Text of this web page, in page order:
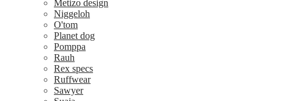
Metizo design
Niggeloh
O'tom
Planet dog
Pomppa
Rauh
Rex specs
Ruffwear
Sawyer